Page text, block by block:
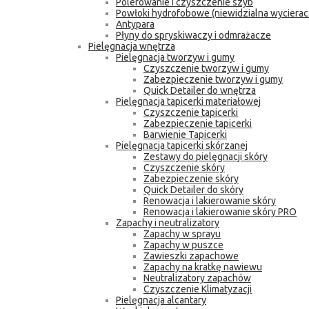
Powłoki hydrofobowe (niewidzialna
Antypara
Płyny do spryskiwaczy i odmrażacze
Pielęgnacja wnętrza
Pielęgnacja tworzyw i gumy
Czyszczenie tworzyw i gumy
Zabezpieczenie tworzyw i gumy
Quick Detailer do wnętrza
Pielęgnacja tapicerki materiałowej
Czyszczenie tapicerki
Zabezpieczenie tapicerki
Barwienie Tapicerki
Pielęgnacja tapicerki skórzanej
Zestawy do pielęgnacji skóry
Czyszczenie skóry
Zabezpieczenie skóry
Quick Detailer do skóry
Renowacja i lakierowanie skóry
Renowacja i lakierowanie skóry PRO
Zapachy i neutralizatory
Zapachy w sprayu
Zapachy w puszce
Zawieszki zapachowe
Zapachy na kratkę nawiewu
Neutralizatory zapachów
Czyszczenie Klimatyzacji
Pielęgnacja alcantary